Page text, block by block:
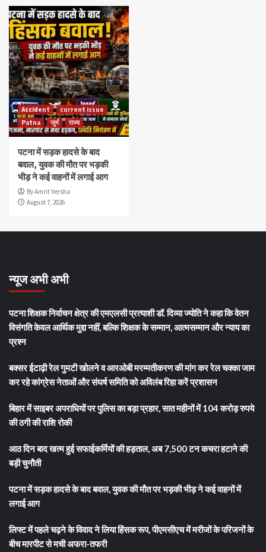
Accident
current issue
Patna
जुर्म राज्य
पटना में सड़क हादसे के बाद
बवाल, युवक की मौत पर भड़की
भीड़ ने कई वाहनों में लगाई आग
By Amrit Versha
August 7, 2026
न्यूज अभी अभी
पटना शिक्षक निर्वाचन क्षेत्र की एमएलसी प्रत्याशी डॉ. दिव्या ज्योति ने कहा कि वेतन
विसंगति केवल आर्थिक मुद्दा नहीं, बल्कि शिक्षक के सम्मान, आत्मसम्मान और न्याय का
प्रश्न
बक्सर ईटाढ़ी रेल गुमटी खोलने व आरओबी मरम्मतीकरण की मांग कर रेल चक्का जाम
कर रहे कांग्रेस नेताओं और संघर्ष समिति को अविलंब रिहा करें प्रशासन
बिहार में साइबर अपराधियों पर पुलिस का बड़ा प्रहार, सात महीनों में 104 करोड़ रुपये
की ठगी की राशि रोकी
आठ दिन बाद खत्म हुई सफाईकर्मियों की हड़ताल, अब 7,500 टन कचरा हटाने की
बड़ी चुनौती
पटना में सड़क हादसे के बाद बवाल, युवक की मौत पर भड़की भीड़ ने कई वाहनों में
लगाई आग
लिफ्ट में पहले चढ़ने के विवाद ने लिया हिंसक रूप, पीएमसीएच में मरीजों के परिजनों के
बीच मारपीट से मची अफरा-तफरी